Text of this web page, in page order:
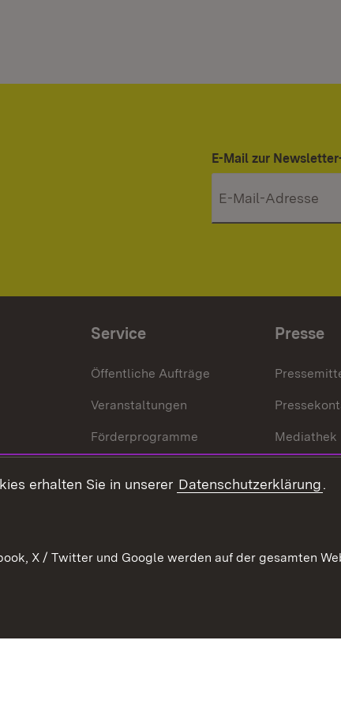
E-Mail zur
Service
Öffentliche Aufträge
Veranstaltungen
Förderprogramme
Presse
Mediathek
erhalten Sie in unserer Datenschutzerklärung.
X / Twitter und Google werden auf der gesamten